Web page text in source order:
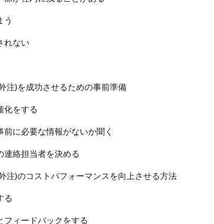
う
れない
注)を成功させるための事前準備
化をする
に必要な情報がないか聞く
連絡担当者を決める
注)のコストパフォーマンスを向上させる方法
る
フィードバックをする